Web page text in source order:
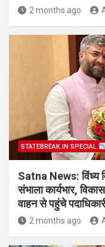
2 months ago
STATEBREAK.IN SPECIAL
Satna News: विंध्य
संभाला कार्यभार,
वाहन से पहुंचे
2 months ago